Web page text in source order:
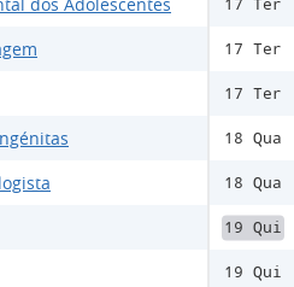
dos Adolescentes 17 Ter
17 Ter
17 Ter
18 Qua
18 Qua
19 Qui
19 Qui